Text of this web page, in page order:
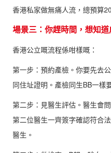
香港私家做無痛人流，總預算
場景三：你趕時間，想知
香港公立嘅流程係咁樣嘅：
第一步：預約產檢。你要先去
同住址證明。產檢同生BB一樣
第二步：見醫生評估。醫生會
第二位醫生一齊簽字確認符合
醫生。